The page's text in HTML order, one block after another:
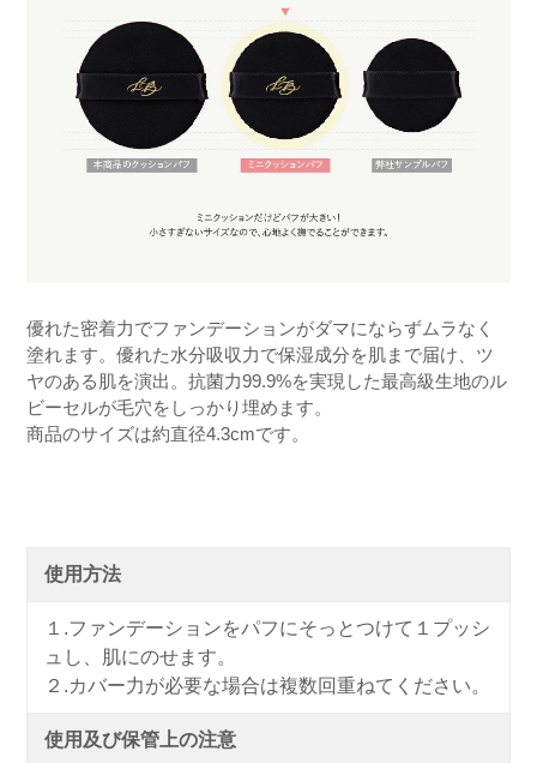
優れた密着力でファンデーションがダマにならずムラなく
塗れます。優れた水分吸収力で保湿成分を肌まで届け、ツ
ヤのある肌を演出。抗菌力99.9%を実現した最高級生地のル
ビーセルが毛穴をしっかり埋めます。
商品のサイズは約直径4.3cmです。
使用方法
１.ファンデーションをパフにそっとつけて１プッシ
ュし、肌にのせます。
２.カバー力が必要な場合は複数回重ねてください。
使用及び保管上の注意